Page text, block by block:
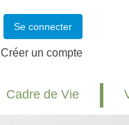
Se connecter
Créer un compte
Cadre de Vie